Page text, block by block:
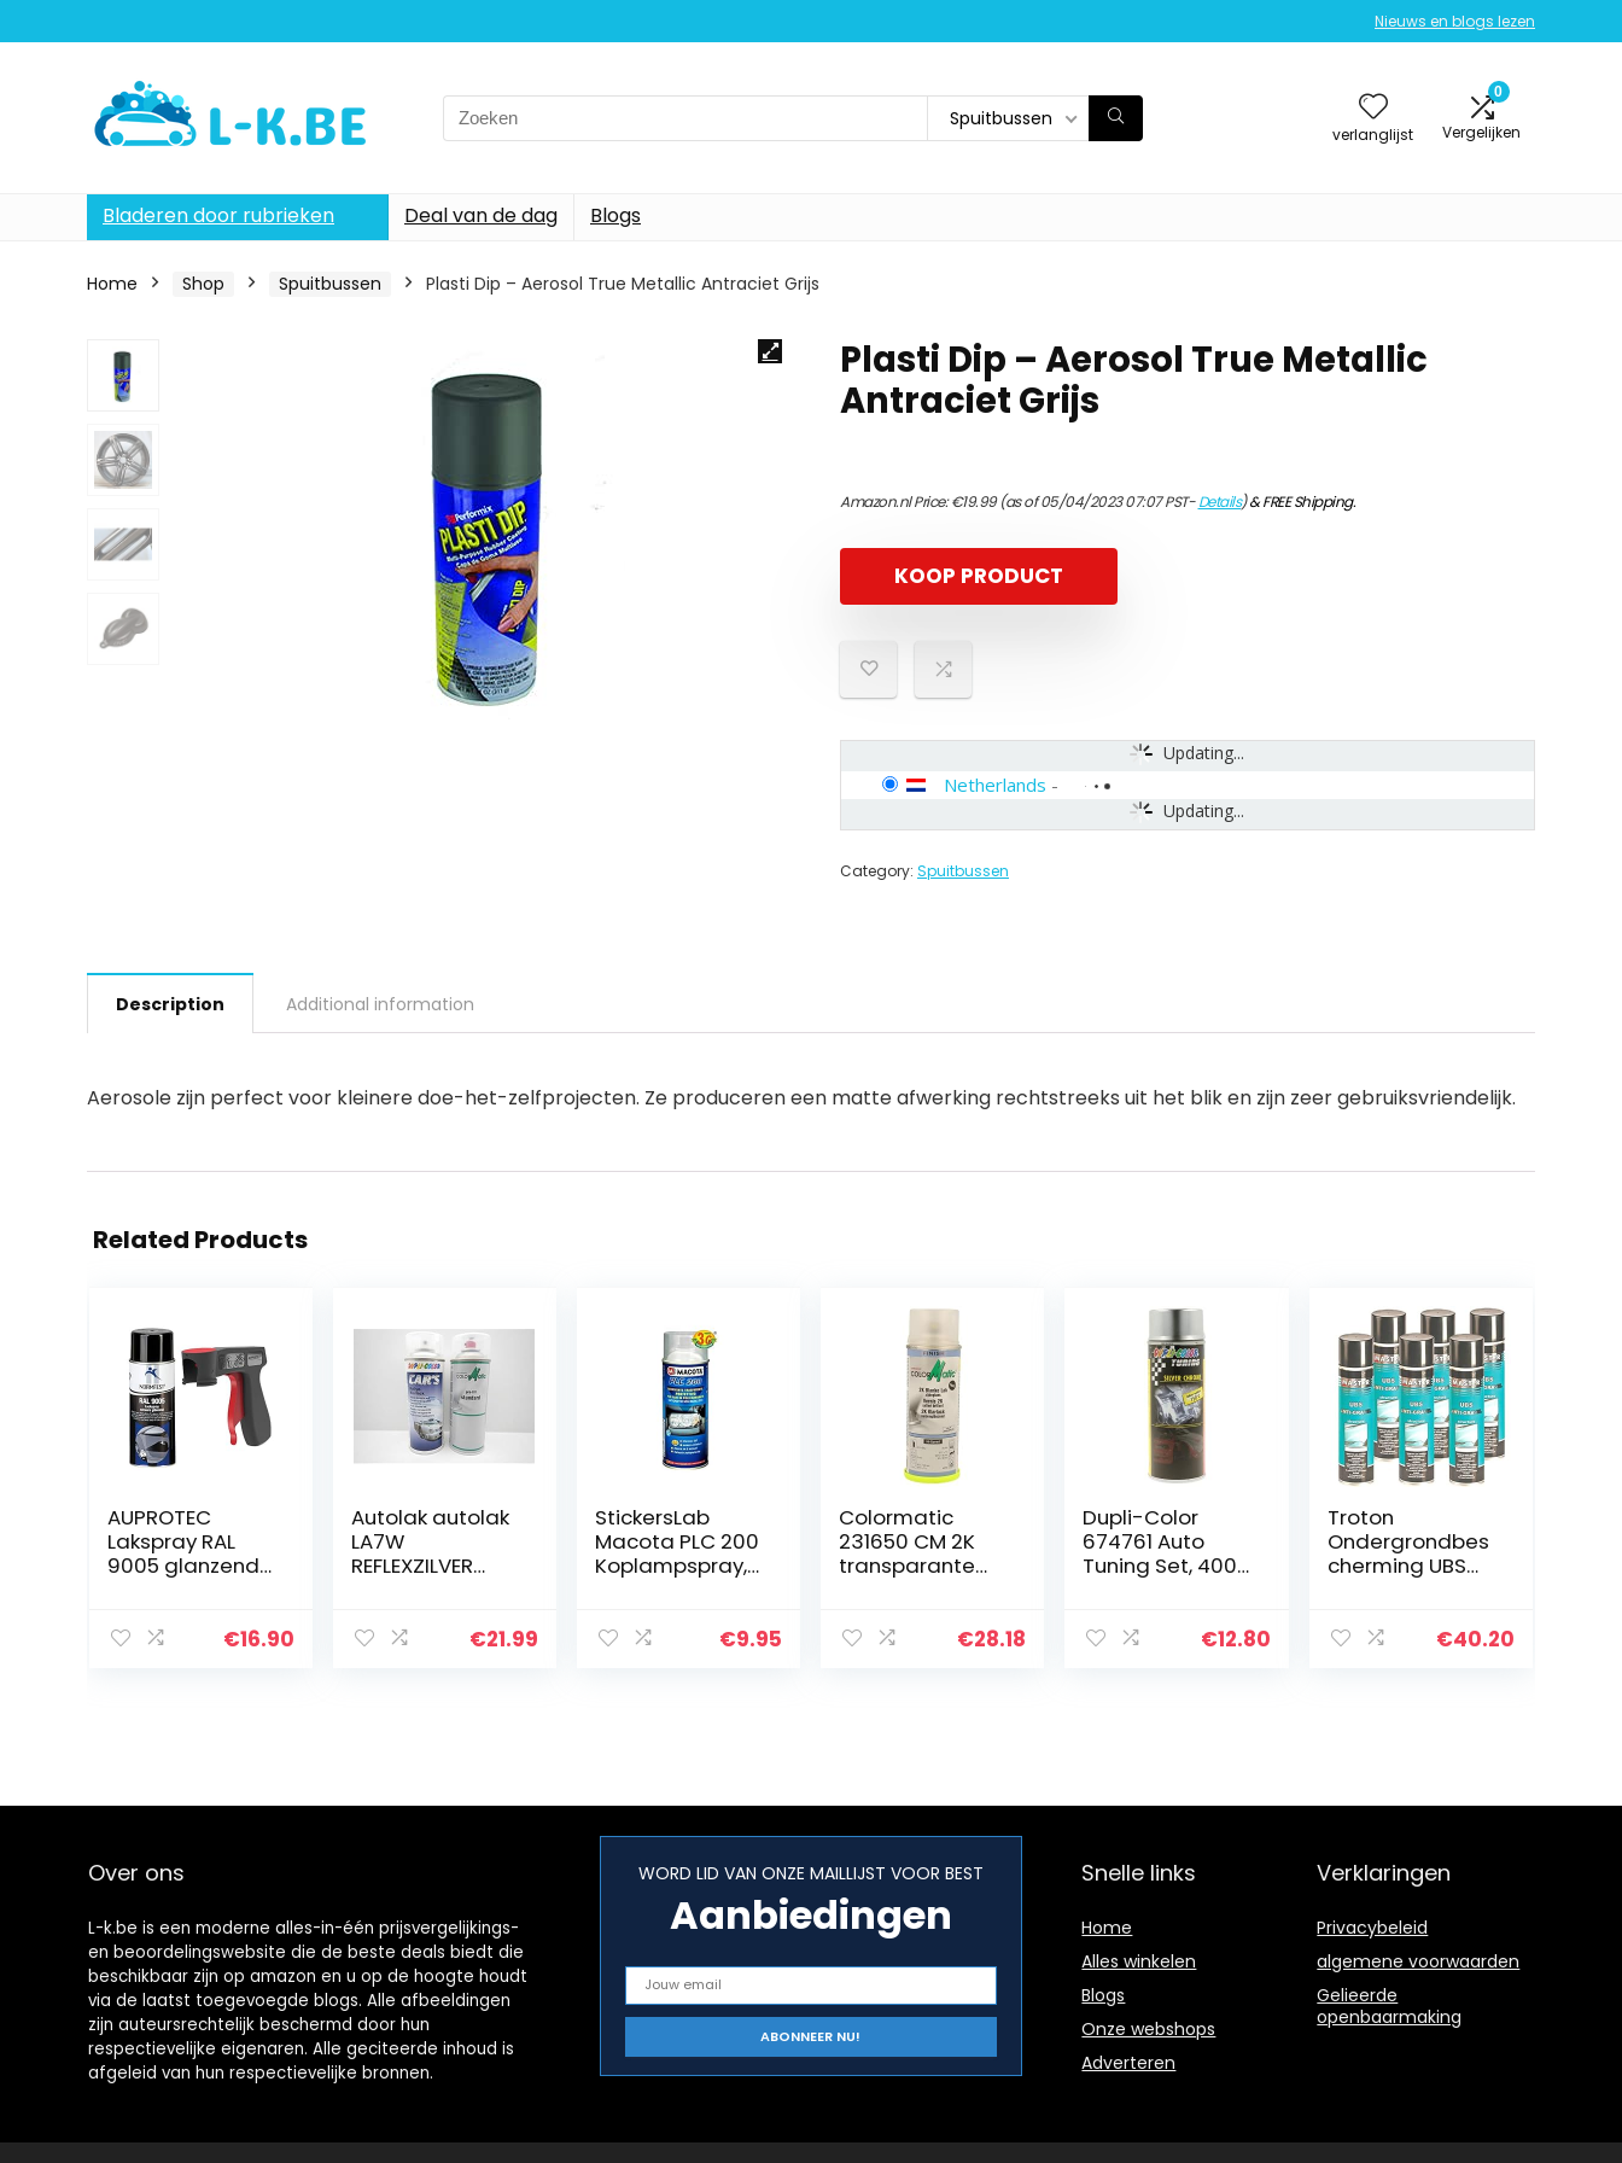
Nieuws en blogs lezen
Search
for:
Spuitbussen
verlanglijst
0
Vergelijken
Bladeren door rubrieken Deal van de dag Blogs
Home Shop Spuitbussen Plasti Dip – Aerosol True Metallic Antraciet Grijs
Plasti Dip – Aerosol True Metallic
Antraciet Grijs
Amazon.nl Price:€19.99(as of 05/04/2023 07:07 PST-Details)&FREE Shipping.
KOOP PRODUCT
Updating...
Updating...
Netherlands -
Category: Spuitbussen
Description Additional information
Aerosole zijn perfect voor kleinere doe-het-zelfprojecten. Ze produceren een matte afwerking rechtstreeks uit het blik en zijn zeer gebruiksvriendelijk.
Related Products
AUPROTEC
Lakspray RAL
9005 glanzend
400 ml + 1x
€16.90
Autolak autolak
LA7W
REFLEXZILVER
Spray
€21.99
StickersLab
Macota PLC 200
Koplampspray,
€9.95
Colormatic
231650 CM 2K
transparante
200 ml,
€28.18
Dupli-Color
674761 Auto
Tuning Set, 400
€12.80
Troton
Ondergrondbes
cherming UBS
Gravex spuitbus
€40.20
Over ons
L-k.be is een moderne alles-in-één prijsvergelijkings-
en beoordelingswebsite die de beste deals biedt die
beschikbaar zijn op amazon en u op de hoogte houdt
via de laatst toegevoegde blogs. Alle afbeeldingen
zijn auteursrechtelijk beschermd door hun
respectievelijke eigenaren. Alle geciteerde inhoud is
afgeleid van hun respectievelijke bronnen.
WORD LID VAN ONZE MAILLIJST VOOR BEST
Aanbiedingen
Snelle links
Home
Alles winkelen
Blogs
Onze webshops
Adverteren
Verklaringen
Privacybeleid
algemene voorwaarden
Gelieerde
openbaarmaking